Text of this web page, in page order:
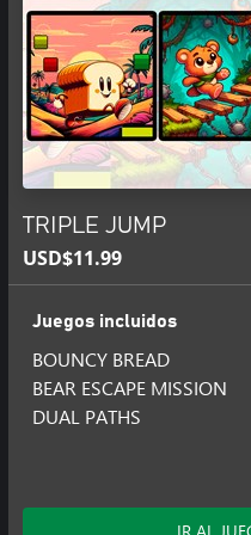
TRIPLE JUMP
USD$11.99
Juegos incluidos
BOUNCY BREAD
BEAR ESCAPE MISSION
DUAL PATHS